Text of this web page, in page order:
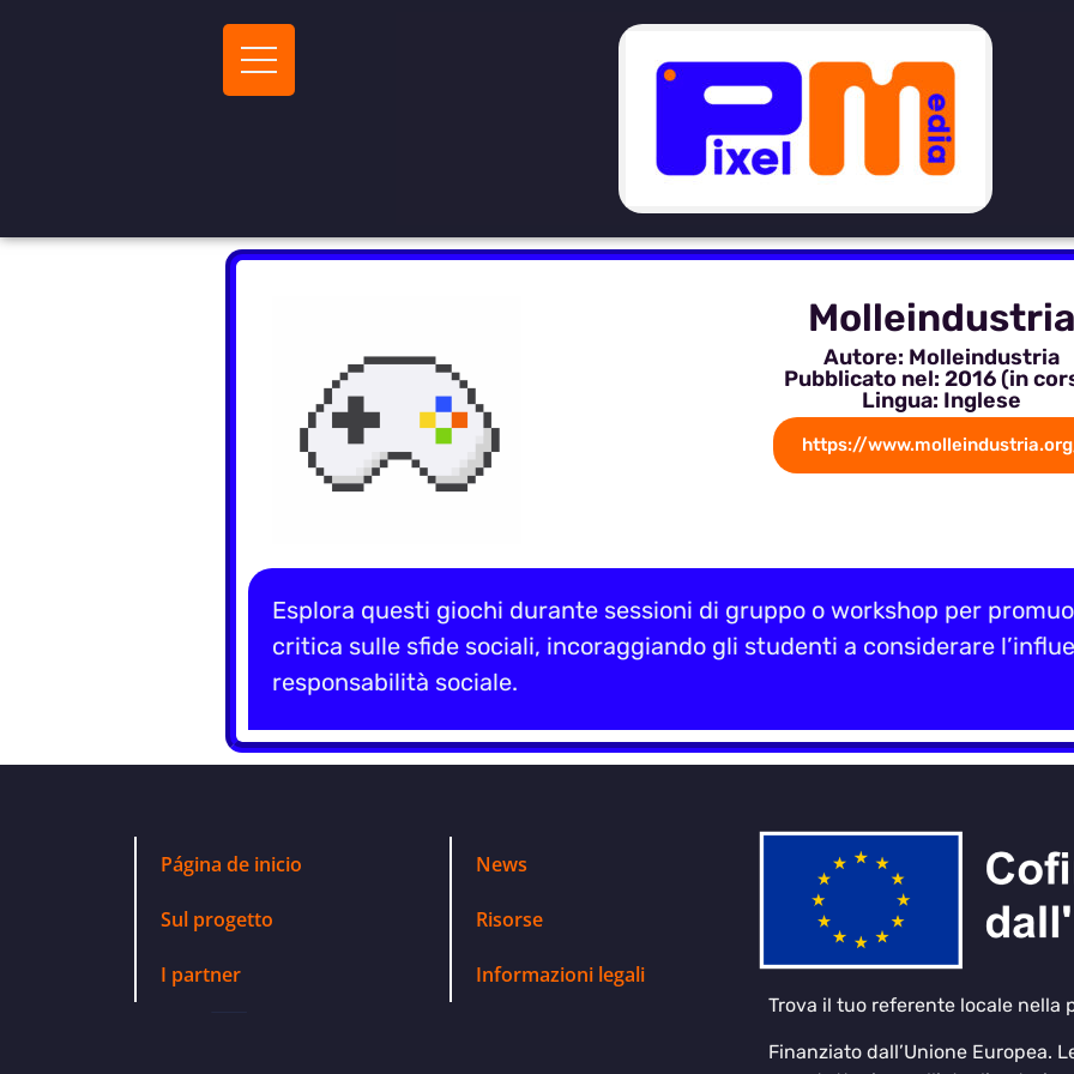
Molleindustria
Autore: Molleindustria
Pubblicato nel: 2016 (in
Lingua: Inglese
https://
Esplora questi giochi durante sessioni di gruppo o workshop per
critica sulle sfide sociali, incoraggiando gli studenti a considerare
responsabilità sociale.
Página de inicio
Sul progetto
I partner
News
Risorse
Informazioni legali
Trova il tuo referente locale nella
Finanziato dall’Unione Europea.